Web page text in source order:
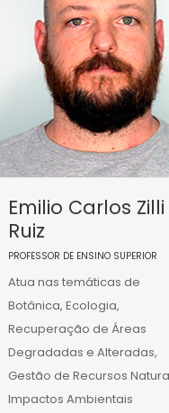
Emilio Carlos Zilli
Ruiz
PROFESSOR DE ENSINO SUPERIOR
Atua nas temáticas de
Botânica, Ecologia,
Recuperação de Áreas
Degradadas e Alteradas,
Gestão de Recursos
Impactos Ambientais